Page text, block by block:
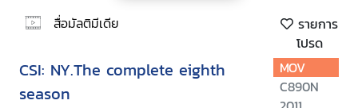
สื่อมัลติมีเดีย
รายการ
โปรด
CSI: NY.The complete eighth
season
MOV
C890N